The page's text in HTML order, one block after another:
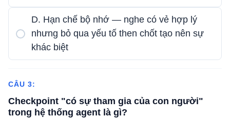
D. Hạn chế bộ nhớ — nghe có vẻ hợp lý
nhưng bỏ qua yếu tố then chốt tạo nên sự
khác biệt
CÂU 3:
Checkpoint "có sự tham gia của con người"
trong hệ thống agent là gì?